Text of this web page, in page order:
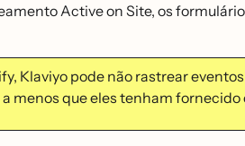
Active on Site, os
Klaviyo pode não rastrear
a menos que eles tenham